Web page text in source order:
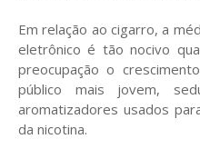
Em relação ao cigarro, a
eletrônico é tão nocivo
preocupação o
público mais jovem,
aromatizadores usados
da nicotina.